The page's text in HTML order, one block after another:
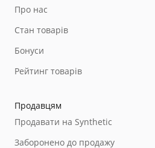
Про нас
Стан товарів
Бонуси
Рейтинг товарів
Продавцям
Продавати на Synthetic
Заборонено до продажу